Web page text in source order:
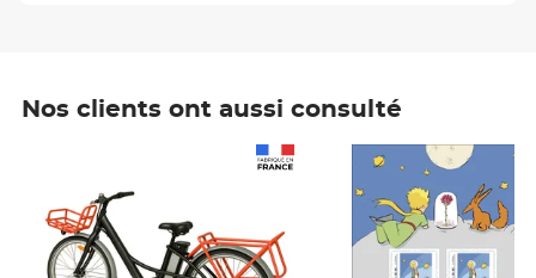
Nos clients ont aussi consulté
Prix 7,50€